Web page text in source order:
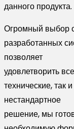
данного продукта.
Огромный выбор
разработанных
позволяет
удовлетворить
технические, так
нестандартное
решение, мы